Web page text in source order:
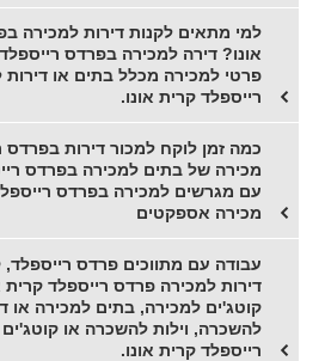
למי מתאים לקנות דירות למכירה
אונו? דירה למכירה בפרדס
פרטי למכירה מכלל בתים או
רייספלד קרית אונו.
כמה זמן לוקח למכור דירות בפרדס
מכירה של בתים למכירה בפרדס
עם מגרשים למכירה בפרדס
מכירה אספקטים
דירות למכירה פרדס רייספלד קרית
קוטג'ים למכירה, בתים למכירה או
להשכרה, וילות להשכרה או
רייספלד קרית אונו.